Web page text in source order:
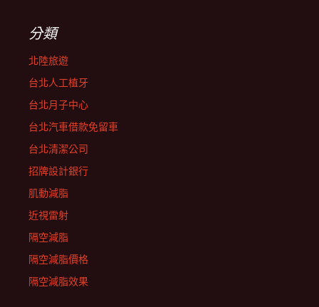
分類
北陸旅遊
台北人工植牙
台北月子中心
台北汽車借款免留車
台北清潔公司
招牌設計銀行
肌動減脂
近視雷射
隔空減脂
隔空減脂價格
隔空減脂效果